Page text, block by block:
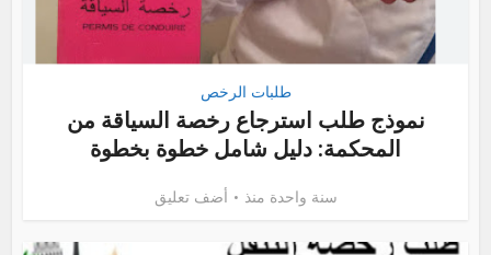
طلبات الرخص
نموذج طلب استرجاع رخصة السياقة من
المحكمة: دليل شامل خطوة بخطوة
سنة واحدة منذ أضف تعليق